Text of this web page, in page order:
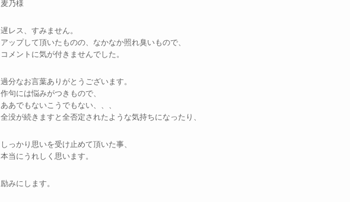
麦乃様
遅レス、すみません。
アップして頂いたものの、なかなか照れ臭いもので、
コメントに気が付きませんでした。
過分なお言葉ありがとうございます。
作句には悩みがつきもので、
ああでもないこうでもない、、、
全没が続きますと全否定されたような気持ちになったり、
しっかり思いを受け止めて頂いた事、
本当にうれしく思います。
励みにします。